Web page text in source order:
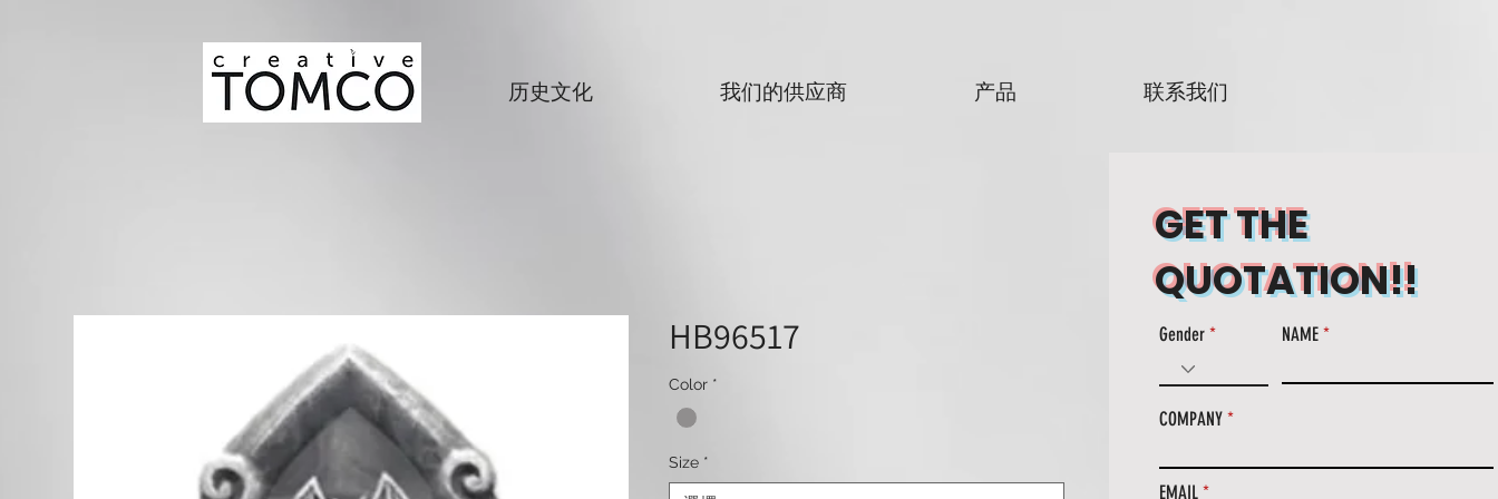
历史文化 我们的供应商 产品 联系我们
HB96517
Color *
Size *
GET THE
QUOTATION!!
Gender NAME
COMPANY
EMAIL